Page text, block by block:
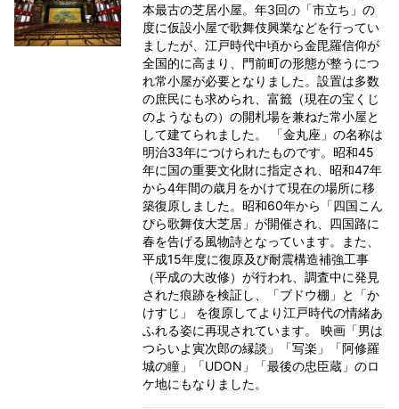
本最古の芝居小屋。年3回の「市立ち」の
度に仮設小屋で歌舞伎興業などを行ってい
ましたが、江戸時代中頃から金毘羅信仰が
全国的に高まり、門前町の形態が整うにつ
れ常小屋が必要となりました。設置は多数
の庶民にも求められ、富籤（現在の宝くじ
のようなもの）の開札場を兼ねた常小屋と
して建てられました。 「金丸座」の名称は
明治33年につけられたものです。昭和45
年に国の重要文化財に指定され、昭和47年
から4年間の歳月をかけて現在の場所に移
築復原しました。昭和60年から「四国こん
ぴら歌舞伎大芝居」が開催され、四国路に
春を告げる風物詩となっています。また、
平成15年度に復原及び耐震構造補強工事
（平成の大改修）が行われ、調査中に発見
された痕跡を検証し、「ブドウ棚」と「か
けすじ」 を復原してより江戸時代の情緒あ
ふれる姿に再現されています。 映画「男は
つらいよ寅次郎の縁談」「写楽」「阿修羅
城の瞳」「UDON」「最後の忠臣蔵」のロ
ケ地にもなりました。